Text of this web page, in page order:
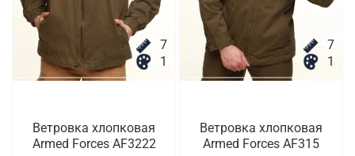
7
1
Ветровка хлопковая
Armed Forces AF3222
7
1
Ветровка хлопковая
Armed Forces AF315